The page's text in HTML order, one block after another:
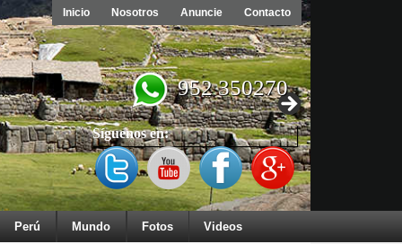
Inicio Nosotros Anuncie Contacto
952 350270
Síguenos en:
Perú Mundo Fotos Videos